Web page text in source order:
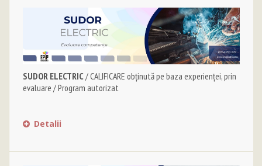
SUDOR ELECTRIC/ CALIFICARE obținută pe baza experienței, prin
evaluare / Program autorizat
Detalii